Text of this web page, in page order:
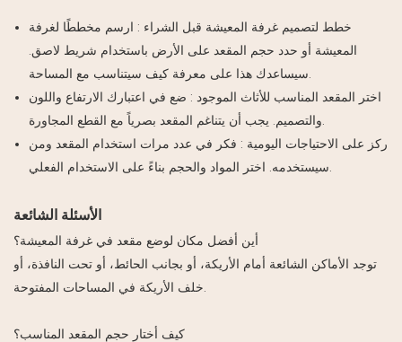
خطط لتصميم غرفة المعيشة قبل الشراء : ارسم مخططًا لغرفة
المعيشة أو حدد حجم المقعد على الأرض باستخدام شريط لاصق.
اختر المقعد المناسب للأثاث الموجود : ضع في اعتبارك الارتفاع واللون
ركز على الاحتياجات اليومية : فكر في عدد مرات استخدام المقعد ومن
الأسئلة الشائعة
أين أفضل مكان لوضع مقعد في غرفة المعيشة؟
توجد الأماكن الشائعة أمام الأريكة، أو بجانب الحائط، أو تحت النافذة، أو
كيف أختار حجم المقعد المناسب؟